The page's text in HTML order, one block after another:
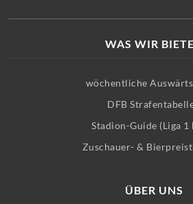
WAS WIR
wöchentliche
DFB
Stadion-Guide (Liga 1
Zuschauer- &
ÜBER UNS